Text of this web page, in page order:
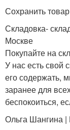
Сохранить товар
Складовка-
Москве
Покупайте на
У нас есть свой
его содержать,
заранее для
беспокоиться,
Ольга Шангина |